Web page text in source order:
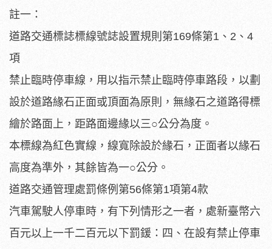
註一：
道路交通標誌標線號誌設置規則第169條第1、2、4
項
禁止臨時停車線，用以指示禁止臨時停車路段，以劃
設於道路緣石正面或頂面為原則，無緣石之道路得標
繪於路面上，距路面邊緣以三○公分為度。
本標線為紅色實線，線寬除設於緣石，正面者以緣石
高度為準外，其餘皆為一○公分。
道路交通管理處罰條例第56條第1項第4款
汽車駕駛人停車時，有下列情形之一者，處新臺幣六
百元以上一千二百元以下罰鍰：四、在設有禁止停車